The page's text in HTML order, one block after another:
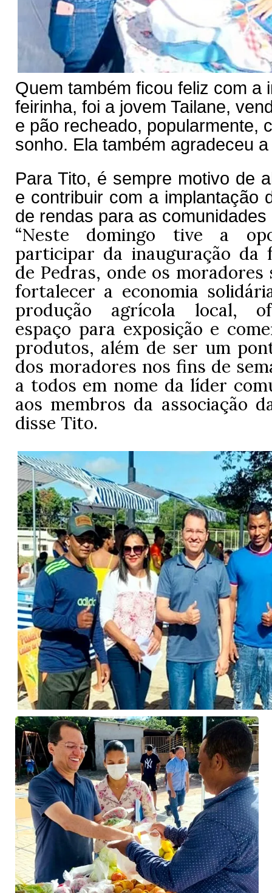
Quem também ficou feliz com a
feirinha, foi a jovem Tailane,
e pão recheado, popularmente,
sonho. Ela também agradeceu
Para Tito, é sempre motivo de
e contribuir com a implantação
de rendas para as
“Neste domingo tive a
participar da inauguração da
de Pedras, onde os
fortalecer a economia
produção agrícola local,
espaço para exposição e
produtos, além de ser um
dos moradores nos fins de
a todos em nome da líder
aos membros da associação
disse Tito.